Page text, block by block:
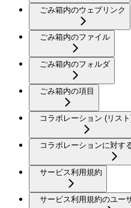
ごみ箱内のウェブリンク
ごみ箱内のファイル
ごみ箱内のフォルダ
ごみ箱内の項目
コラボレーション (リス
コラボレーションに対す
サービス利用規約
サービス利用規約のユー